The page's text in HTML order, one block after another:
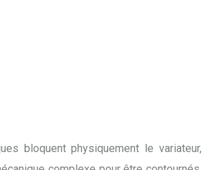
bloquent physiquement le variateur,